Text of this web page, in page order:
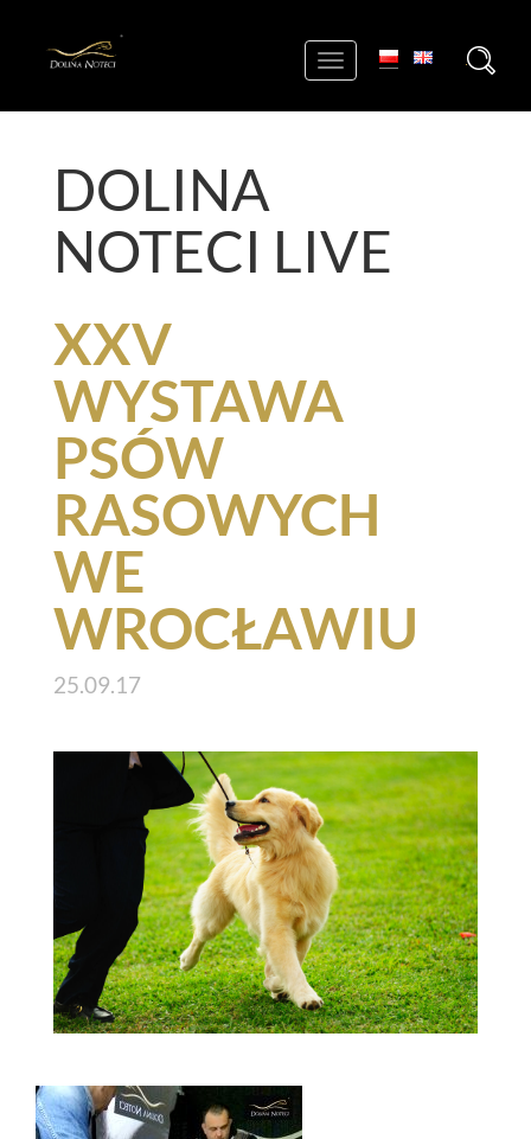
Toggle
DOLINA
NOTECI LIVE
XXV
WYSTAWA
PSÓW
RASOWYCH
WE
WROCŁAWIU
25.09.17